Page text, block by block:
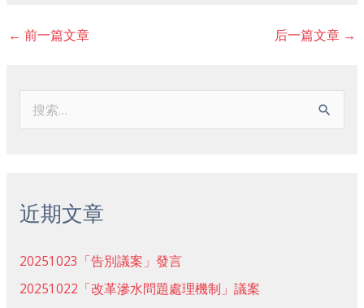
← 前一篇文章 后一篇文章 →
近期文章
20251023「告別議案」發言
20251022「改革滲水問題處理機制」議案